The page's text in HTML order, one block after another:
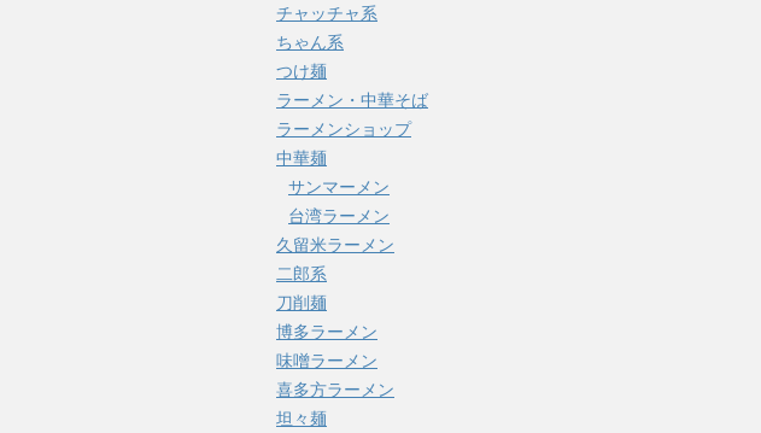
チャッチャ系
ちゃん系
つけ麺
ラーメン・中華そば
ラーメンショップ
中華麺
サンマーメン
台湾ラーメン
久留米ラーメン
二郎系
刀削麺
博多ラーメン
味噌ラーメン
喜多方ラーメン
坦々麺